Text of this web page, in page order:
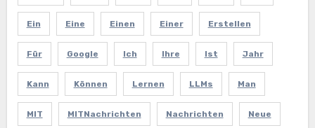
Ein Eine Einen Einer Erstellen
Für Google Ich Ihre Ist Jahr
Kann Können Lernen LLMs Man
MIT MITNachrichten Nachrichten Neue